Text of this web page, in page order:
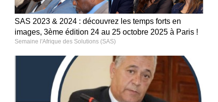
SAS 2023 & 2024 : découvrez les temps forts en
images, 3ème édition 24 au 25 octobre 2025 à Paris !
Semaine l'Afrique des Solutions (SAS)